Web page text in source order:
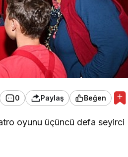
0 Paylaş Beğen
oyunu üçüncü defa seyirci